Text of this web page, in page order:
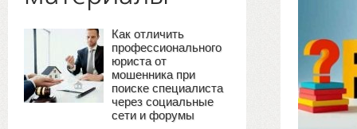
Как отличить
профессионального
юриста от
мошенника при
поиске специалиста
через социальные
сети и форумы